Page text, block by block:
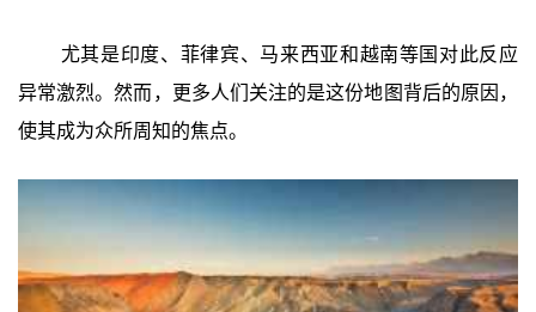
尤其是印度、菲律宾、马来西亚和越南等国对此反应
异常激烈。然而，更多人们关注的是这份地图背后的原因，
使其成为众所周知的焦点。